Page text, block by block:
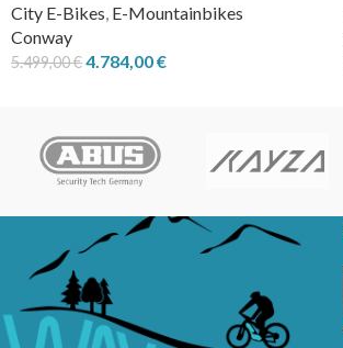
City E-Bikes E-Mountainbikes
Conway
5.499,00€4.784,00€